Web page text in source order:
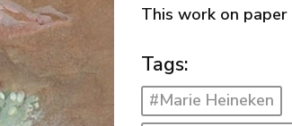
This work on
Tags:
#Marie Heineken